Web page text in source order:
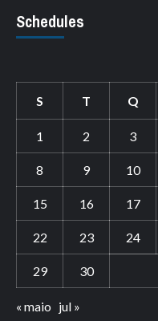
Schedules
S T Q
1 2 3
8 9 10
15 16 17
22 23 24
29 30
« maio jul »